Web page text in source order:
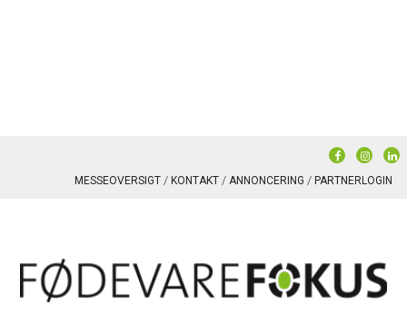
MESSEOVERSIGT KONTAKT ANNONCERING PARTNERLOGIN